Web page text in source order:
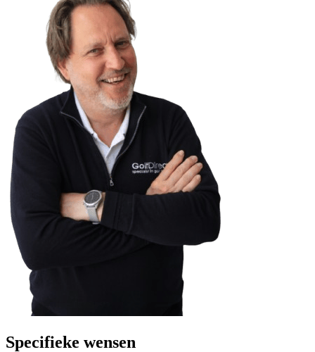
Specifieke wensen